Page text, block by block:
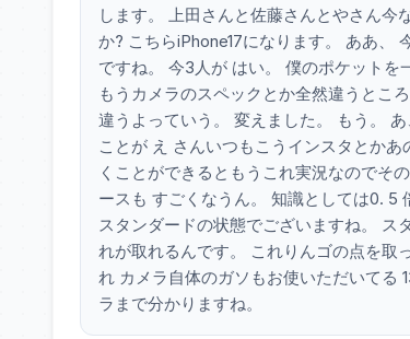
します。 上田さんと佐藤さんとやさん
か? こちらiPhone17になります。 ああ、
ですね。 今3人が はい。 僕のポケット
もうカメラのスペックとか全然違うとこ
違うよっていう。 変えました。 もう。
ことが え さんいつもこうインスタとか
くことができるともうこれ実況なのでそ
ースも すごくなうん。 知識としては0. 5
スタンダードの状態でございますね。 ス
れが取れるんです。 これりんゴの点を取
れ カメラ自体のガソもお使いただいてる
ラまで分かりますね。